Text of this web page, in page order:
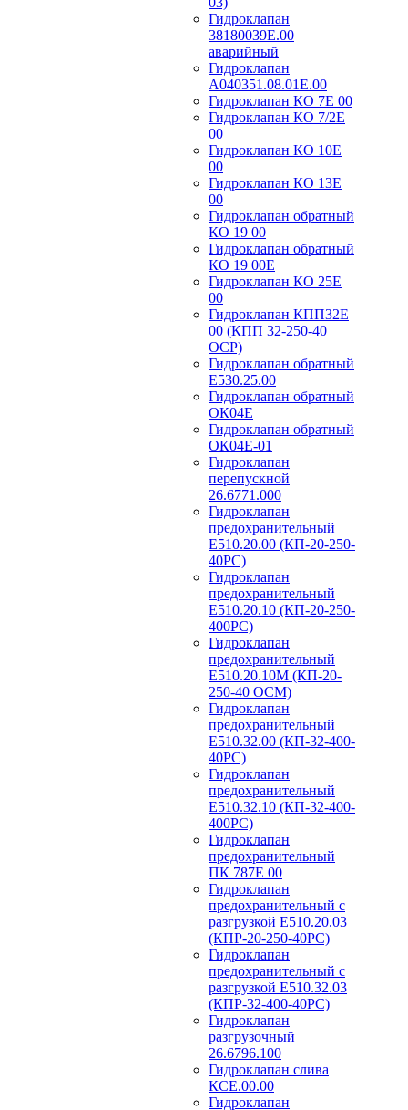
Гидроклапан
38180039Е.00
аварийный
Гидроклапан
А040351.08.01Е.00
Гидроклапан КО 7Е 00
Гидроклапан КО 7/2Е
00
Гидроклапан КО 10Е
00
Гидроклапан КО 13Е
00
Гидроклапан обратный
КО 19 00
Гидроклапан обратный
КО 19 00Е
Гидроклапан КО 25Е
00
Гидроклапан КПП32Е
00 (КПП 32-250-40
ОСР)
Гидроклапан обратный
Е530.25.00
Гидроклапан обратный
ОК04Е
Гидроклапан обратный
ОК04Е-01
Гидроклапан
перепускной
26.6771.000
Гидроклапан
предохранительный
Е510.20.00 (КП-20-250-
40РС)
Гидроклапан
предохранительный
Е510.20.10 (КП-20-250-
400РС)
Гидроклапан
предохранительный
Е510.20.10М (КП-20-
250-40 ОСМ)
Гидроклапан
предохранительный
Е510.32.00 (КП-32-400-
40РС)
Гидроклапан
предохранительный
Е510.32.10 (КП-32-400-
400РС)
Гидроклапан
предохранительный
ПК 787Е 00
Гидроклапан
предохранительный с
разгрузкой Е510.20.03
(КПР-20-250-40РС)
Гидроклапан
предохранительный с
разгрузкой Е510.32.03
(КПР-32-400-40РС)
Гидроклапан
разгрузочный
26.6796.100
Гидроклапан слива
КСЕ.00.00
Гидроклапан